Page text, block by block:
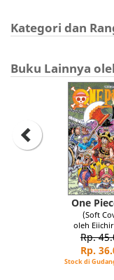
Kategori dan
Buku Lainnya
One
(Soft
oleh
Rp.
Rp.
Stock di